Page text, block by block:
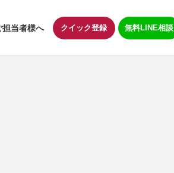
当者様へ クイック登録 無料LINE相談